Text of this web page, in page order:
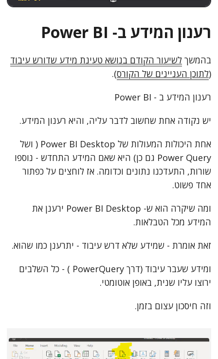
רענון המידע ב- Power BI
בהמשך לשיעור הקודם בנושא טעינת מידע שדורש עיבוד
(לתוכן העניינים של הקורס).
רענון המידע ב - Power BI
יש נקודה אחת שחשוב לדבר עליה, והיא רענון המידע.
אחת היכולות המעולות של Power BI Desktop ( ושל
Power Query גם כן) היא שאם המידע התחדש - נוספו
שורות, התעדכנו נתונים וכדומה. אז לוחצים על כפתור
אחד פשוט.
ומה שיקרה הוא ש- Power BI Desktop ירענן את
המידע מכל הטבלאות.
זאת אומרת - שמידע שלא דרש עיבוד - יתרענן כמו שהוא.
ומידע שעבר עיבוד (דרך PowerQuery ) - כל השלבים
ירוצו עליו שנית, באופן אוטומטי.
וזה חיסכון עצום בזמן.